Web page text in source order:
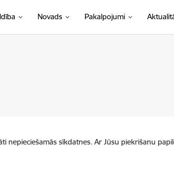
Novads Pakalpojumi
nepieciešamās sīkdatnes. Ar Jūsu piekrišanu